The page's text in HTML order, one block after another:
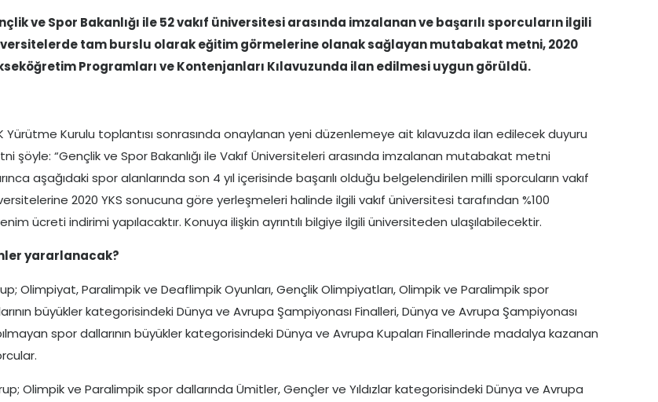
ve Spor Bakanlığı ile 52 vakıf üniversitesi arasında imzalanan ve başarılı sporcuların ilgili
tam burslu olarak eğitim görmelerine olanak sağlayan mutabakat metni, 2020
Programları ve Kontenjanları Kılavuzunda ilan edilmesi uygun görüldü.
Yürütme Kurulu toplantısı sonrasında onaylanan yeni düzenlemeye ait kılavuzda ilan edilecek duyuru
şöyle: “Gençlik ve Spor Bakanlığı ile Vakıf Üniversiteleri arasında imzalanan mutabakat metni
aşağıdaki spor alanlarında son 4 yıl içerisinde başarılı olduğu belgelendirilen milli sporcuların vakıf
2020 YKS sonucuna göre yerleşmeleri halinde ilgili vakıf üniversitesi tarafından %100
ücreti indirimi yapılacaktır. Konuya ilişkin ayrıntılı bilgiye ilgili üniversiteden ulaşılabilecektir.
yararlanacak?
Olimpiyat, Paralimpik ve Deaflimpik Oyunları, Gençlik Olimpiyatları, Olimpik ve Paralimpik spor
büyükler kategorisindeki Dünya ve Avrupa Şampiyonası Finalleri, Dünya ve Avrupa Şampiyonası
spor dallarının büyükler kategorisindeki Dünya ve Avrupa Kupaları Finallerinde madalya kazanan
Olimpik ve Paralimpik spor dallarında Ümitler, Gençler ve Yıldızlar kategorisindeki Dünya ve Avrupa